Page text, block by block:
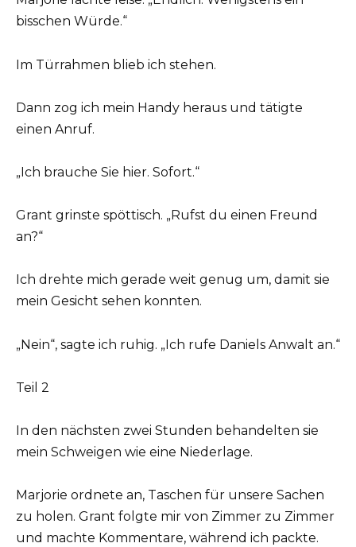
bisschen Würde.“
Im Türrahmen blieb ich stehen.
Dann zog ich mein Handy heraus und tätigte
einen Anruf.
„Ich brauche Sie hier. Sofort.“
Grant grinste spöttisch. „Rufst du einen Freund
an?“
Ich drehte mich gerade weit genug um, damit sie
mein Gesicht sehen konnten.
„Nein“, sagte ich ruhig. „Ich rufe Daniels Anwalt an.“
Teil 2
In den nächsten zwei Stunden behandelten sie
mein Schweigen wie eine Niederlage.
Marjorie ordnete an, Taschen für unsere Sachen
zu holen. Grant folgte mir von Zimmer zu Zimmer
und machte Kommentare, während ich packte.